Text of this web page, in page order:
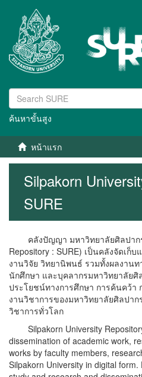
ค้นหาขั้นสูง
หน้าแรก
Silpakorn
SURE
คลังปัญญา มหาวิทยาลัยศิลปากร
Repository : SURE) เป็นคลังจัดเก็
งานวิจัย วิทยานิพนธ์ รวมทั้งผลงาน
นักศึกษา และบุคลากรมหาวิทยาลัยศิ
ประโยชน์ทางการศึกษา การค้นคว้า
งานวิชาการของมหาวิทยาลัยศิลปา
วิชาการทั่วโลก
Silpakorn University
dissemination of academic work,
works by faculty members,
Silpakorn University in digital